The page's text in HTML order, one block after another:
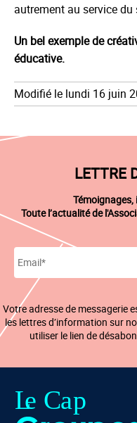
autrement au service
Un bel exemple de
éducative.
Modifié le lundi 16 juin
LETTRE
Toute l’actualité de
Votre adresse de messagerie
les lettres d’information sur
utiliser le lien de